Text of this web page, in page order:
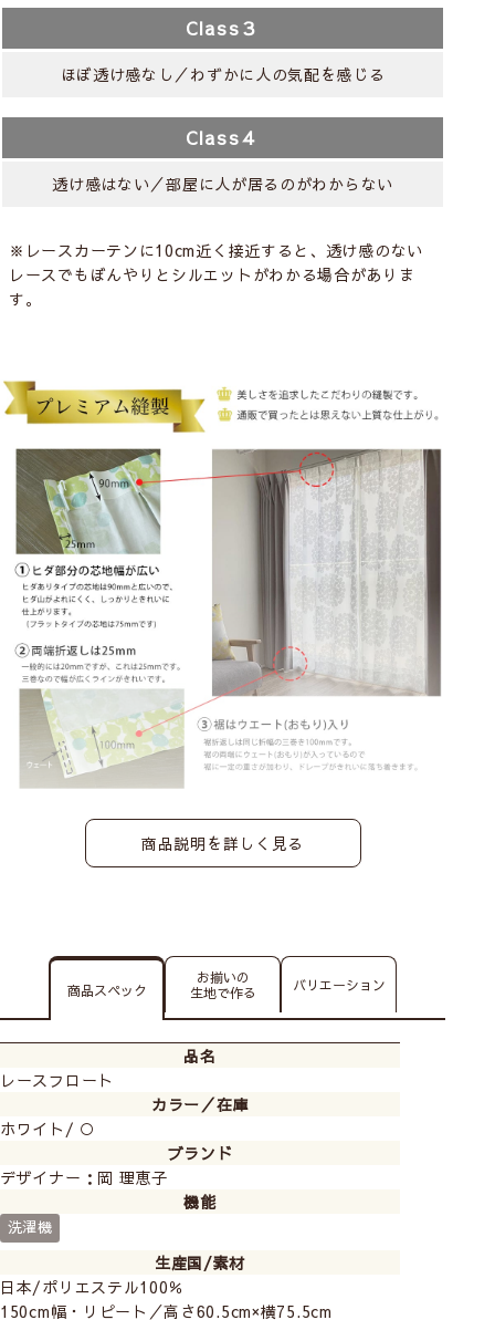
Class３
ほぼ透け感なし／わずかに人の気配を感じる
Class４
透け感はない／部屋に人が居るのがわからない
※レースカーテンに10cm近く接近すると、透け感のない
レースでもぼんやりとシルエットがわかる場合がありま
す。
商品説明を詳しく見る
商品スペック
お揃いの
生地で作る
バリエーション
品名
レースフロート
カラー／在庫
ホワイト/ ○
ブランド
デザイナー：岡 理恵子
機能
洗濯機
生産国/素材
日本/ポリエステル100％
150cm幅・リピート／高さ60.5cm×横75.5cm